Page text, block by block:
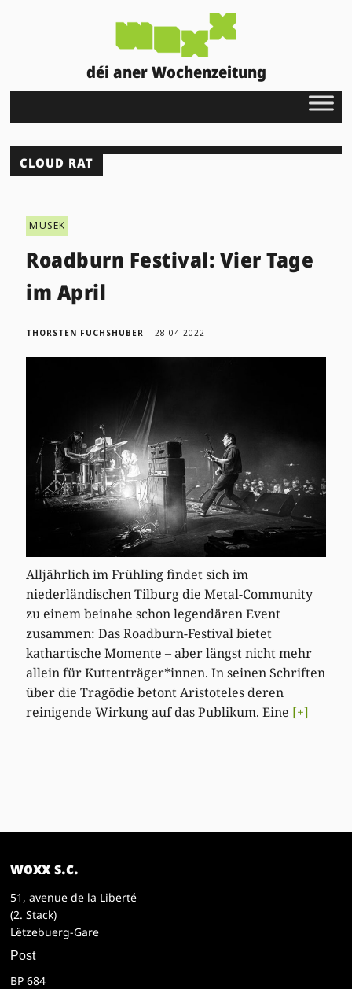
déi aner Wochenzeitung
CLOUD RAT
MUSEK
Roadburn Festival: Vier Tage
im April
THORSTEN FUCHSHUBER 28.04.2022
Alljährlich im Frühling findet sich im
niederländischen Tilburg die Metal-Community
zu einem beinahe schon legendären Event
zusammen: Das Roadburn-Festival bietet
kathartische Momente – aber längst nicht mehr
allein für Kuttenträger*innen. In seinen Schriften
über die Tragödie betont Aristoteles deren
reinigende Wirkung auf das Publikum. Eine [+]
woxx s.c.
51, avenue de la Liberté
(2. Stack)
Lëtzebuerg-Gare
Post
BP 684